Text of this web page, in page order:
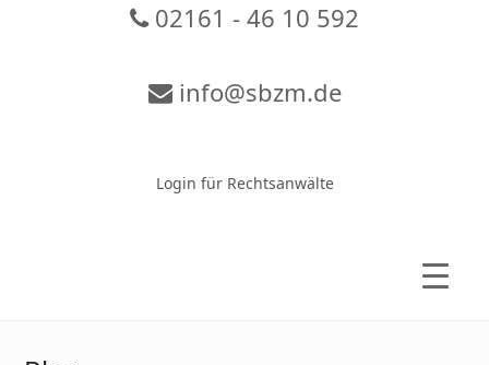
02161 - 46 10 592
info@sbzm.de
Login für Rechtsanwälte